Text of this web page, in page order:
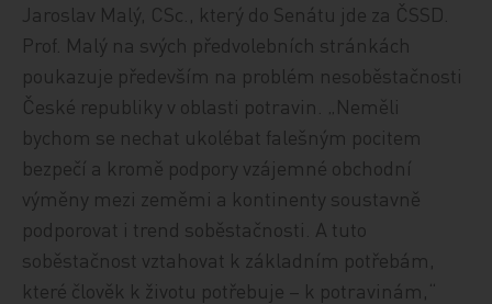
Jaroslav Malý, CSc., který do Senátu jde za ČSSD.
Prof. Malý na svých předvolebních stránkách
poukazuje především na problém nesoběstačnosti
České republiky v oblasti potravin. „Neměli
bychom se nechat ukolébat falešným pocitem
bezpečí a kromě podpory vzájemné obchodní
výměny mezi zeměmi a kontinenty soustavně
podporovat i trend soběstačnosti. A tuto
soběstačnost vztahovat k základním potřebám,
které člověk k životu potřebuje – k potravinám,“